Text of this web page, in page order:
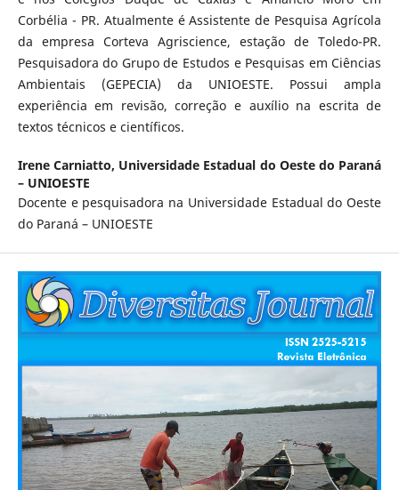
Corbélia - PR. Atualmente é Assistente de Pesquisa Agrícola
da empresa Corteva Agriscience, estação de Toledo-PR.
Pesquisadora do Grupo de Estudos e Pesquisas em Ciências
Ambientais (GEPECIA) da UNIOESTE. Possui ampla
experiência em revisão, correção e auxílio na escrita de
textos técnicos e científicos.
Irene Carniatto, Universidade Estadual do Oeste do Paraná
– UNIOESTE
Docente e pesquisadora na Universidade Estadual do Oeste
do Paraná – UNIOESTE